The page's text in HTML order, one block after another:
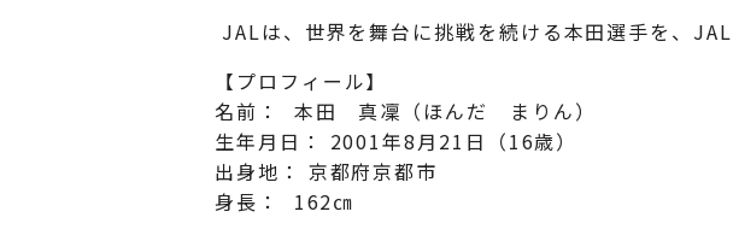
JALは、世界を舞台に挑戦を続ける本田選手を、
【プロフィール】
名前： 本田 真凜（ほんだ まりん）
生年月日： 2001年8月21日（16歳）
出身地： 京都府京都市
身長： 162㎝